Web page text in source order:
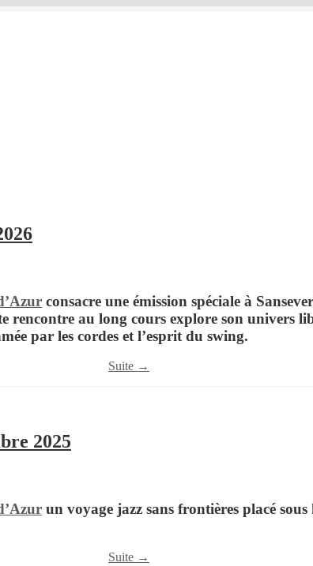
consacre une émission spéciale à
rencontre au long cours explore son univers
par les cordes et l’esprit du swing.
Suite →
2025
un voyage jazz sans frontières placé
Suite →